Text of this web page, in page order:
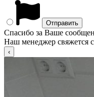
Спасибо за Ваше
Наш менеджер свяжется